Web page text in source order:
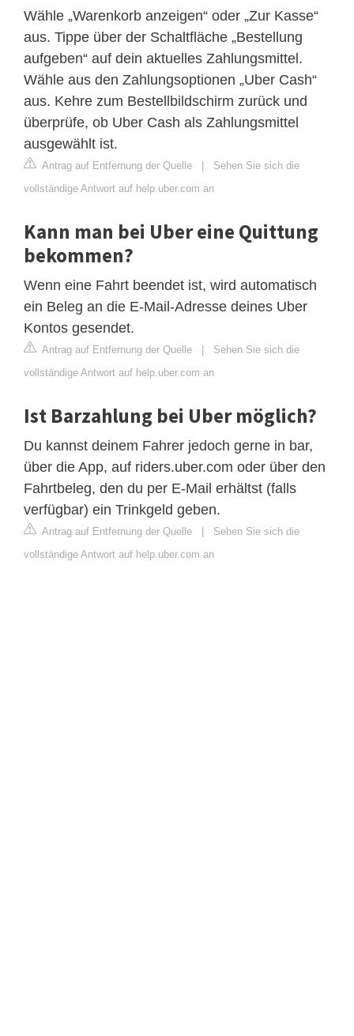
Wähle „Warenkorb anzeigen“ oder „Zur Kasse“
aus. Tippe über der Schaltfläche „Bestellung
aufgeben“ auf dein aktuelles Zahlungsmittel.
Wähle aus den Zahlungsoptionen „Uber Cash“
aus. Kehre zum Bestellbildschirm zurück und
überprüfe, ob Uber Cash als Zahlungsmittel
ausgewählt ist.
Antrag auf Entfernung der Quelle
Sehen Sie sich die
vollständige Antwort auf help.uber.com an
Kann man bei Uber eine Quittung
bekommen?
Wenn eine Fahrt beendet ist, wird automatisch
ein Beleg an die E-Mail-Adresse deines Uber
Kontos gesendet.
Antrag auf Entfernung der Quelle
Sehen Sie sich die
vollständige Antwort auf help.uber.com an
Ist Barzahlung bei Uber möglich?
Du kannst deinem Fahrer jedoch gerne in bar,
über die App, auf riders.uber.com oder über den
Fahrtbeleg, den du per E-Mail erhältst (falls
verfügbar) ein Trinkgeld geben.
Antrag auf Entfernung der Quelle
Sehen Sie sich die
vollständige Antwort auf help.uber.com an